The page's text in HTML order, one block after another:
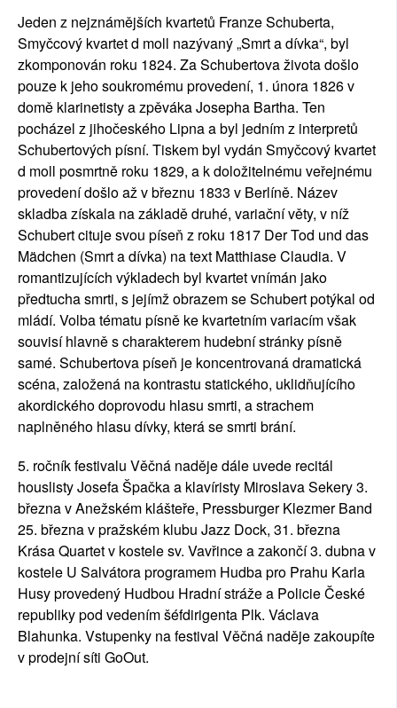
Jeden z nejznámějších kvartetů Franze Schuberta,
Smyčcový kvartet d moll nazývaný „Smrt a dívka“, byl
zkomponován roku 1824. Za Schubertova života došlo
pouze k jeho soukromému provedení, 1. února 1826 v
domě klarinetisty a zpěváka Josepha Bartha. Ten
pocházel z jihočeského Lipna a byl jedním z interpretů
Schubertových písní. Tiskem byl vydán Smyčcový kvartet
d moll posmrtně roku 1829, a k doložitelnému veřejnému
provedení došlo až v březnu 1833 v Berlíně. Název
skladba získala na základě druhé, variační věty, v níž
Schubert cituje svou píseň z roku 1817 Der Tod und das
Mädchen (Smrt a dívka) na text Matthiase Claudia. V
romantizujících výkladech byl kvartet vnímán jako
předtucha smrti, s jejímž obrazem se Schubert potýkal od
mládí. Volba tématu písně ke kvartetním variacím však
souvisí hlavně s charakterem hudební stránky písně
samé. Schubertova píseň je koncentrovaná dramatická
scéna, založená na kontrastu statického, uklidňujícího
akordického doprovodu hlasu smrti, a strachem
naplněného hlasu dívky, která se smrti brání.
5. ročník festivalu Věčná naděje dále uvede recitál
houslisty Josefa Špačka a klavíristy Miroslava Sekery 3.
března v Anežském klášteře, Pressburger Klezmer Band
25. března v pražském klubu Jazz Dock, 31. března
Krása Quartet v kostele sv. Vavřince a zakončí 3. dubna v
kostele U Salvátora programem Hudba pro Prahu Karla
Husy provedený Hudbou Hradní stráže a Policie České
republiky pod vedením šéfdirigenta Plk. Václava
Blahunka. Vstupenky na festival Věčná naděje zakoupíte
v prodejní síti GoOut.